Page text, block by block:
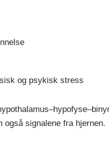
og psykisk stress
også signalene fra hjernen.